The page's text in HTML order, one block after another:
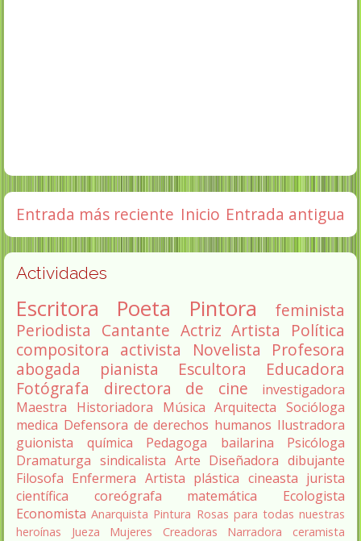
Entrada más reciente Entrada antigua
Inicio
Actividades
Escritora Poeta Pintora
feminista
Periodista Cantante Actriz Artista
Política
compositora activista Novelista
Profesora
abogada
pianista Escultora
Educadora
Fotógrafa
directora de cine
investigadora
Maestra
Historiadora Música Arquitecta Socióloga
medica Defensora de derechos humanos Ilustradora
guionista
química Pedagoga bailarina
Psicóloga
Dramaturga sindicalista Arte Diseñadora dibujante
Filosofa Enfermera Artista plástica cineasta jurista
científica
coreógrafa matemática
Ecologista
Economista Anarquista Pintura Rosas para todas nuestras
heroínas
Jueza Mujeres Creadoras Narradora
ceramista